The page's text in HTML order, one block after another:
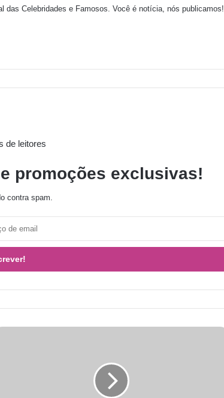
das Celebridades e Famosos. Você é notícia, nós publicamos!
de leitores
promoções exclusivas!
contra spam.